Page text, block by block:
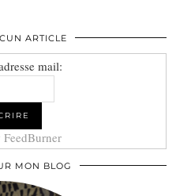
ARTICLE
mail:
FeedBurner
MON BLOG